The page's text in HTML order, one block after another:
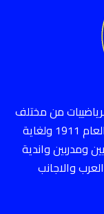
من مختلف
الاعمار والألعاب ممن مارسوا اللعبة منذ العام 1911 ولغاية
ومدربين واندية
والاجانب